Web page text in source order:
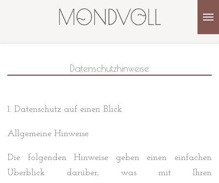
Datenschutzhinweise
1. Datenschutz auf einen Blick
Allgemeine Hinweise
Die folgenden Hinweise geben einen einfachen
Überblick darüber, was mit Ihren